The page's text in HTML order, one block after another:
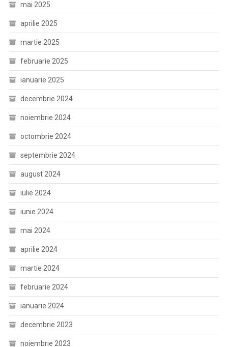
mai 2025
aprilie 2025
martie 2025
februarie 2025
ianuarie 2025
decembrie 2024
noiembrie 2024
octombrie 2024
septembrie 2024
august 2024
iulie 2024
iunie 2024
mai 2024
aprilie 2024
martie 2024
februarie 2024
ianuarie 2024
decembrie 2023
noiembrie 2023